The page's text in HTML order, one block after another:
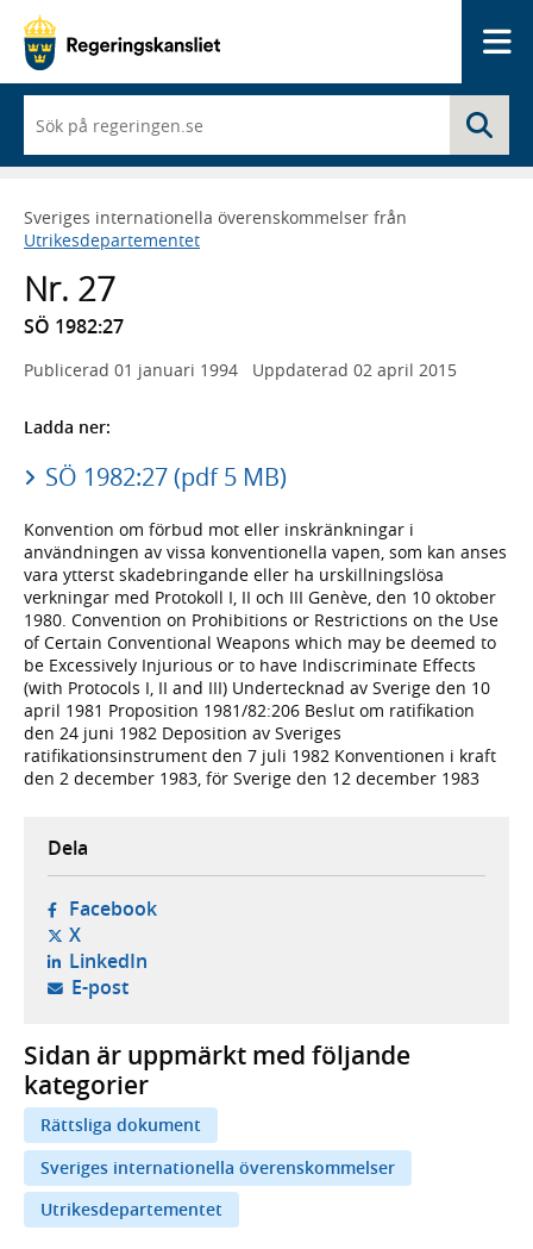
du
börjar
skriva
framträder
en
med
sökförslag
Sveriges internationella överenskommelser från
Utrikesdepartementet
Nr. 27
SÖ 1982:27
Publicerad 01 januari 1994 Uppdaterad 02 april 2015
Ladda ner:
SÖ 1982:27 (pdf 5 MB)
Konvention om förbud mot eller inskränkningar i
användningen av vissa konventionella vapen, som kan anses
vara ytterst skadebringande eller ha urskillningslösa
verkningar med Protokoll I, II och III Genève, den 10 oktober
1980. Convention on Prohibitions or Restrictions on the Use
of Certain Conventional Weapons which may be deemed to
be Excessively Injurious or to have Indiscriminate Effects
(with Protocols I, II and III) Undertecknad av Sverige den 10
april 1981 Proposition 1981/82:206 Beslut om ratifikation
den 24 juni 1982 Deposition av Sveriges
ratifikationsinstrument den 7 juli 1982 Konventionen i kraft
den 2 december 1983, för Sverige den 12 december 1983
Dela
Facebook- öppnas i ny flik, extern webbplats,
X- öppnas i ny flik, extern webbplats,
LinkedIn- öppnas i ny flik, extern webbplats,
E-post- öppnar din e-postklient,
Sidan är uppmärkt med följande
kategorier
Rättsliga dokument
Sveriges internationella överenskommelser
Utrikesdepartementet